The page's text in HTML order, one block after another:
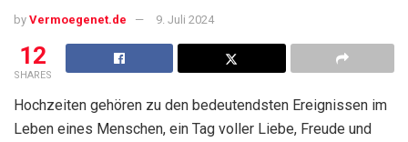
by Vermoegenet.de 9. Juli 2024
12
SHARES
Hochzeiten gehören zu den bedeutendsten Ereignissen im
Leben eines Menschen, ein Tag voller Liebe, Freude und